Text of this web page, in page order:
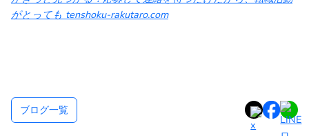
がとっても tenshoku-rakutaro.com
ブログ一覧